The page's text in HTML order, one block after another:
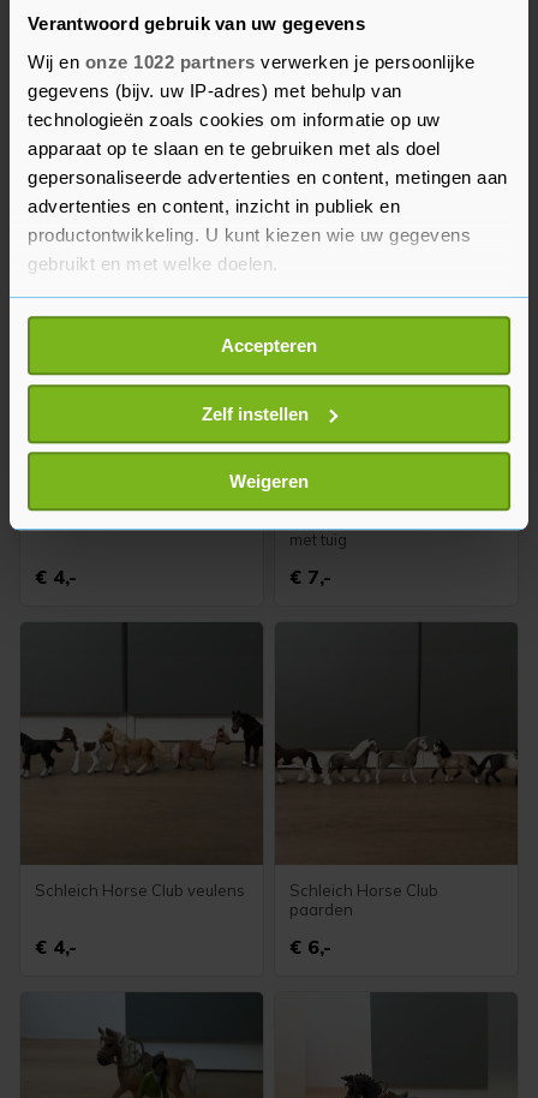
Verantwoord gebruik van uw gegevens
Wij en onze 1022 partners verwerken je persoonlijke
gegevens (bijv. uw IP-adres) met behulp van
technologieën zoals cookies om informatie op uw
apparaat op te slaan en te gebruiken met als doel
gepersonaliseerde advertenties en content, metingen aan
advertenties en content, inzicht in publiek en
productontwikkeling. U kunt kiezen wie uw gegevens
gebruikt en met welke doelen.
Als u het toestaat, willen we ook graag:
Informatie verzamelen over uw geografische
locatie, die tot een paar meter nauwkeurig kan zijn
Uw apparaat identificeren door het actief te
scannen op specifieke eigenschappen (fingerprinting)
Lees meer over hoe uw persoonlijke gegevens worden
verwerkt en stel uw voorkeuren in het
U kunt uw toestemming op elk moment wijzigen of
Met cookies werkt onze website beter en wordt jouw
Accepteren
Zelf instellen
Weigeren
Star Wars maskers
€ 15,-
Meubeltjes vintage
poppenhuis 60-80
N.o.t.k.
€ 4,-
met tuig
€ 7,-
Schleich Horse Club veulens
€ 4,-
Schleich Horse Club
paarden
€ 6,-